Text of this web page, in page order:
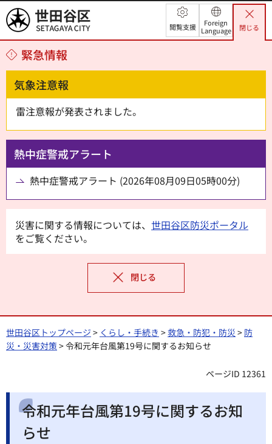
世田谷区 閲覧支援
Foreign
Language
閉じる
緊急情報
気象注意報
雷注意報が発表されました。
熱中症警戒アラート
熱中症警戒アラート (2026年08月09日05時00分)
災害に関する情報については、 世田谷区防災ポータル
をご覧ください。
閉じる
世田谷区トップページ > くらし・手続き >救急・防犯・防災 > 防
災・災害対策> 令和元年台風第19号に関するお知らせ
ページID 12361
令和元年台風第19号に関するお知
らせ